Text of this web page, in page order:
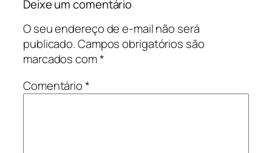
Deixe um comentário
O seu endereço de e-mail não será
publicado.Campos obrigatórios são
marcados com*
Comentário*